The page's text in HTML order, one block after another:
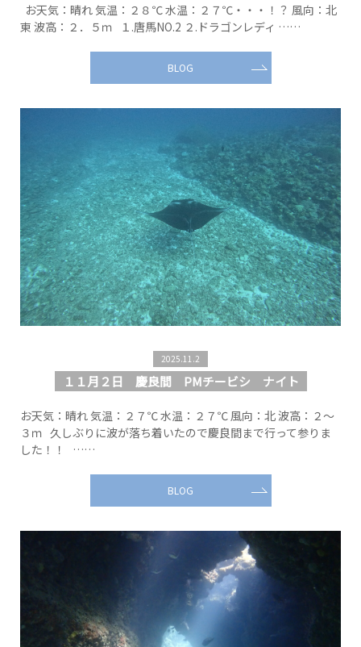
お天気：晴れ 気温：２８℃ 水温：２７℃・・・！？ 風向：北
東 波高：２．５ｍ １.唐馬NO.2 ２.ドラゴンレディ ……
BLOG
2025.11.2
１１月２日 慶良間 PMチービシ ナイト
お天気：晴れ 気温：２７℃ 水温：２７℃ 風向：北 波高：２～
３ｍ 久しぶりに波が落ち着いたので慶良間まで行って参りま
した！！ ……
BLOG